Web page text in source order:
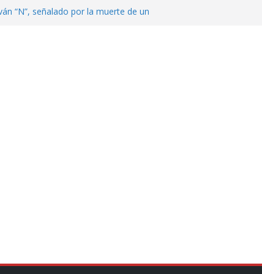
“N”, señalado por la muerte de un
Veracruz; aumentan a 33 los
secos